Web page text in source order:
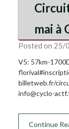
mai à
Posted on
V5: 57km-
billetweb.fr/
info@cyclo-
Continue